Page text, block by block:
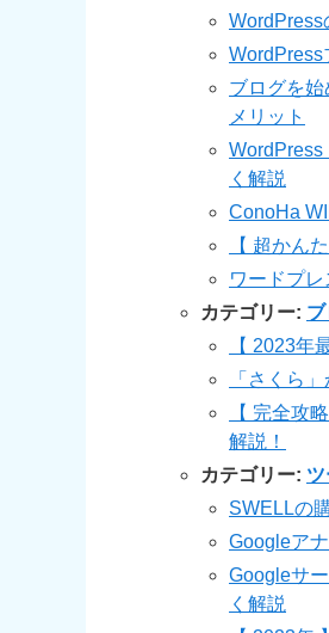
WordPress
WordPress
ブログを
メリット
WordPress
く解説
ConoHa
【 超かん
ワードプ
カテゴリー:
【 2023年
「さくら
【 完全攻
解説！
カテゴリー:
SWELLの
Googleア
Googleサ
く解説